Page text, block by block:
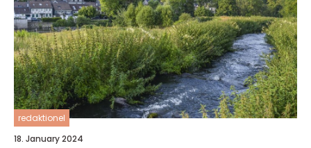
redaktionel
18. January 2024